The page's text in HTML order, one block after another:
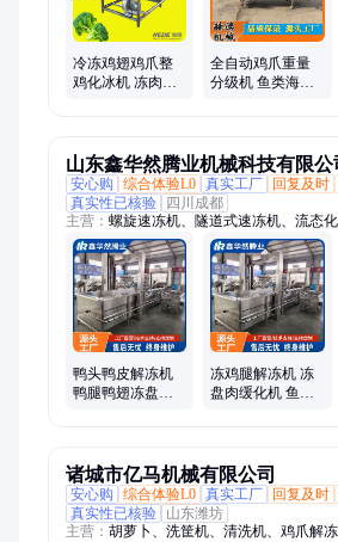
冷冻鸡翅鸡爪整
鸡化冰机 冻肉冻
全自动鸡爪重量
分级机 鱼类海参
山东鑫华然腾业机械科技有限公
安心购
综合体验L0 真实工厂 回复及时
真实性已核验
四川成都
主营： 螺旋速冻机、隧道式速冻机、流态
机、真空冻干机、液氮速冻机、挂冰机、
食品冻干机、大型水饺速冻机、反转风干
机、网带式单冻机、大型食品速冻机、宠
干燥设备、真空冷冻干燥机、手抓饼单冻
油条生产线、双螺旋速冻设备、鸡排冷冻
利鱼包冰机、哈密瓜球单冻机
鸭头鸭皮解冻机
鸭腿鸭翅冻盘解
冻鸡腿解冻机 冻
盘肉缓化机 鱼盘
诸城市亿马机械有限公司
安心购
综合体验L0 真实工厂 回复及时
真实性已核验
山东潍坊
主营： 胡萝卜、洗筐机、清洗机、鸡爪解